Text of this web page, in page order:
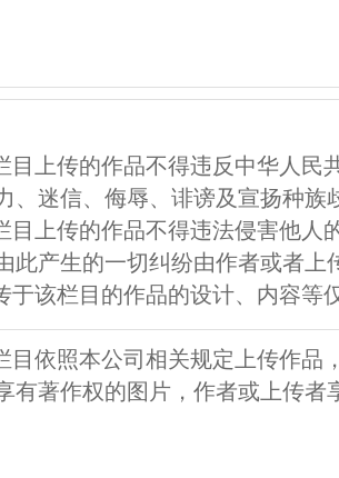
目上传的作品不得违反中华人民
、迷信、侮辱、诽谤及宣扬种族
目上传的作品不得违法侵害他人
此产生的一切纠纷由作者或者上
于该栏目的作品的设计、内容等
目依照本公司相关规定上传作品
有著作权的图片，作者或上传者